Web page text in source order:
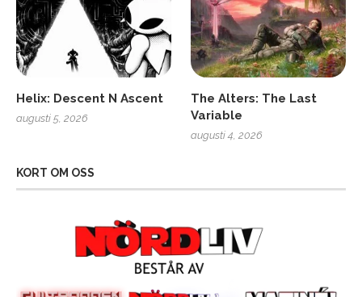
Helix: Descent N Ascent
augusti 5, 2026
The Alters: The Last
Variable
augusti 4, 2026
KORT OM OSS